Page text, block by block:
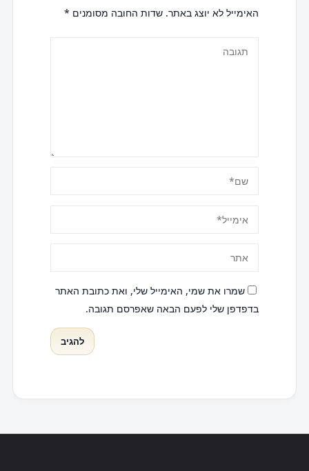
האימייל לא יוצג באתר. שדות החובה מסומנים *
שמרו את שמי, האימייל שלי, ואת כתובת האתר
בדפדפן שלי לפעם הבאה שאפרסם תגובה.